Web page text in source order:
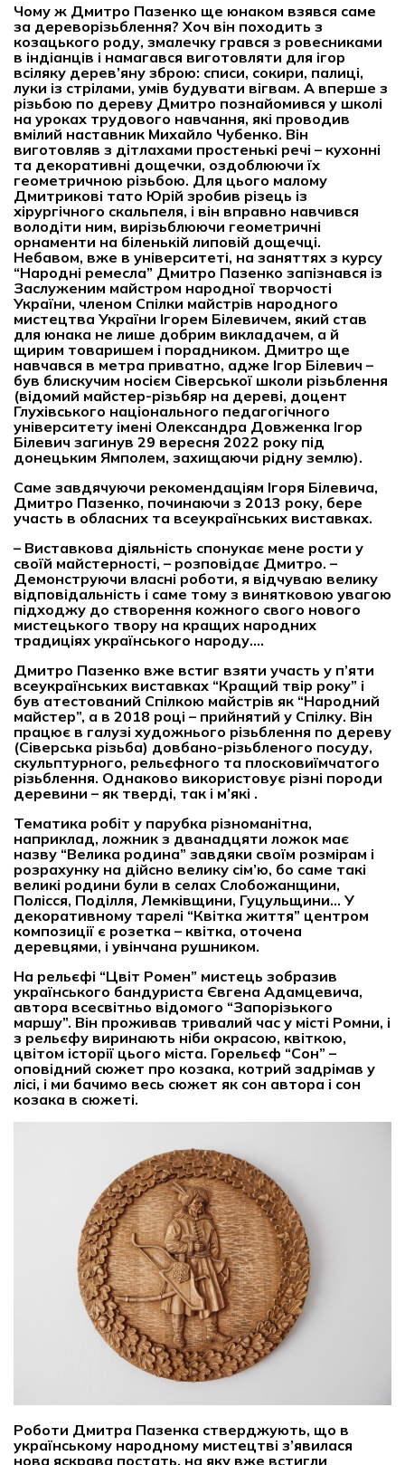
Чому ж Дмитро Пазенко ще юнаком взявся саме
за дереворізьблення? Хоч він походить з
козацького роду, змалечку грався з ровесниками
в індіанців і намагався виготовляти для ігор
всіляку дерев’яну зброю: списи, сокири, палиці,
луки із стрілами, умів будувати вігвам. А вперше з
різьбою по дереву Дмитро познайомився у школі
на уроках трудового навчання, які проводив
вмілий наставник Михайло Чубенко. Він
виготовляв з дітлахами простенькі речі – кухонні
та декоративні дощечки, оздоблюючи їх
геометричною різьбою. Для цього малому
Дмитрикові тато Юрій зробив різець із
хірургічного скальпеля, і він вправно навчився
володіти ним, вирізьблюючи геометричні
орнаменти на біленькій липовій дощечці.
Небавом, вже в університеті, на заняттях з курсу
“Народні ремесла” Дмитро Пазенко запізнався із
Заслуженим майстром народної творчості
України, членом Спілки майстрів народного
мистецтва України Ігорем Білевичем, який став
для юнака не лише добрим викладачем, а й
щирим товаришем і порадником. Дмитро ще
навчався в метра приватно, адже Ігор Білевич –
був блискучим носієм Сіверської школи різьблення
(відомий майстер-різьбяр на дереві, доцент
Глухівського національного педагогічного
університету імені Олександра Довженка Ігор
Білевич загинув 29 вересня 2022 року під
донецьким Ямполем, захищаючи рідну землю).
Саме завдячуючи рекомендаціям Ігоря Білевича,
Дмитро Пазенко, починаючи з 2013 року, бере
участь в обласних та всеукраїнських виставках.
– Виставкова діяльність спонукає мене рости у
своїй майстерності, – розповідає Дмитро. –
Демонструючи власні роботи, я відчуваю велику
відповідальність і саме тому з винятковою увагою
підходжу до створення кожного свого нового
мистецького твору на кращих народних
традиціях українського народу….
Дмитро Пазенко вже встиг взяти участь у п’яти
всеукраїнських виставках “Кращий твір року” і
був атестований Спілкою майстрів як “Народний
майстер”, а в 2018 році – прийнятий у Спілку. Він
працює в галузі художнього різьблення по дереву
(Сіверська різьба) довбано-різьбленого посуду,
скульптурного, рельєфного та плосковиїмчатого
різьблення. Однаково використовує різні породи
деревини – як тверді, так і м’які .
Тематика робіт у парубка різноманітна,
наприклад, ложник з дванадцяти ложок має
назву “Велика родина” завдяки своїм розмірам і
розрахунку на дійсно велику сім’ю, бо саме такі
великі родини були в селах Слобожанщини,
Полісся, Поділля, Лемківщини, Гуцульщини… У
декоративному тарелі “Квітка життя” центром
композиції є розетка – квітка, оточена
деревцями, і увінчана рушником.
На рельєфі “Цвіт Ромен” мистець зобразив
українського бандуриста Євгена Адамцевича,
автора всесвітньо відомого “Запорізького
маршу”. Він проживав тривалий час у місті Ромни, і
з рельєфу виринають ніби окрасою, квіткою,
цвітом історії цього міста. Горельєф “Сон” –
оповідний сюжет про козака, котрий задрімав у
лісі, і ми бачимо весь сюжет як сон автора і сон
козака в сюжеті.
Роботи Дмитра Пазенка стверджують, що в
українському народному мистецтві з’явилася
нова яскрава постать, на яку вже встигли